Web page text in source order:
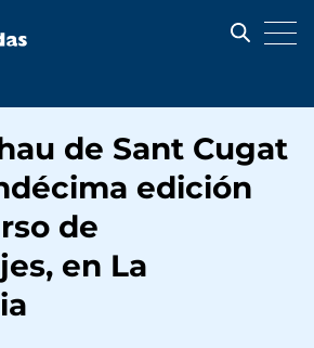
de Sant Cugat
edición
de
en La